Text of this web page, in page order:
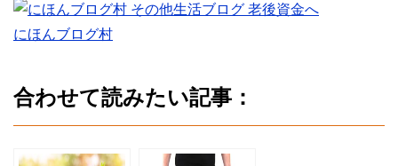
にほんブログ村
合わせて読みたい記事：